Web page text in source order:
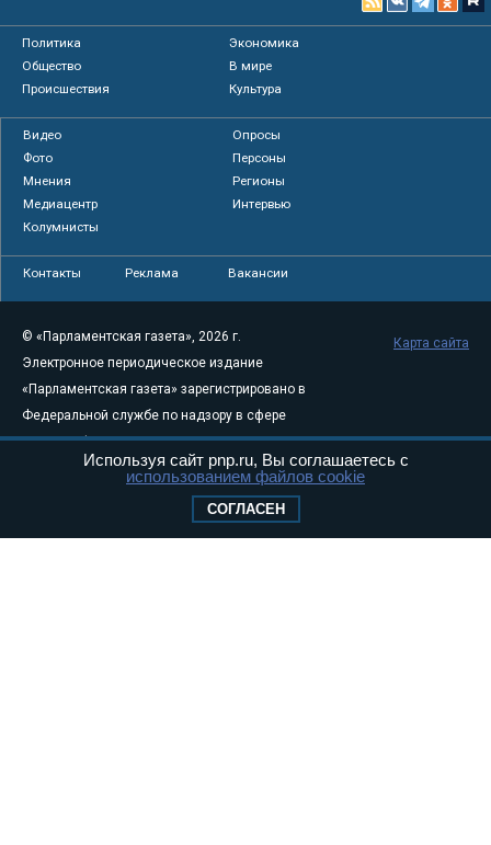
Политика
Экономика
Общество
В мире
Происшествия
Культура
Видео
Опросы
Фото
Персоны
Мнения
Регионы
Медиацентр
Интервью
Колумнисты
Контакты Реклама Вакансии
© «Парламентская газета», 2026 г.
Электронное периодическое издание
«Парламентская газета» зарегистрировано в
Федеральной службе по надзору в сфере
связи, информационных технологий и
массовых коммуникаций (Роскомнадзор) 05
Свидетельство о регистрации Эл № ФС77-
Карта сайта
Используя сайт pnp.ru, Вы соглашаетесь с
использованием файлов cookie
СОГЛАСЕН